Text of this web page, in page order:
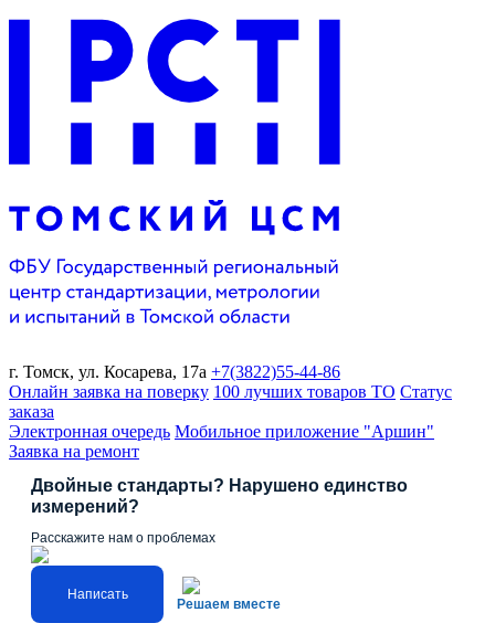
г. Томск, ул. Косарева, 17а +7(3822)55-44-86
Онлайн заявка на поверку 100 лучших товаров ТО Статус
заказа
Электронная очередь Мобильное приложение "Аршин"
Заявка на ремонт
Двойные стандарты? Нарушено единство
измерений?
Расскажите нам о проблемах
Написать
Решаем вместе